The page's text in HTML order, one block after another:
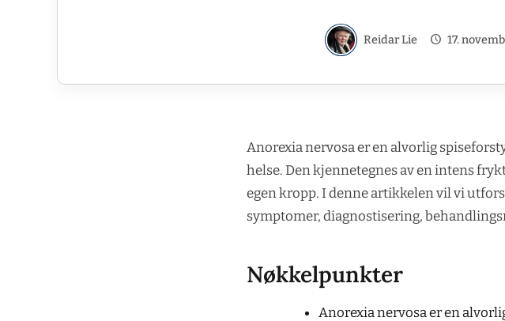
Reidar Lie 17.
Anorexia nervosa er en alvorlig
helse. Den kjennetegnes av en intens
egen kropp. I denne artikkelen vil vi
symptomer, diagnostisering,
Nøkkelpunkter
Anorexia nervosa er en